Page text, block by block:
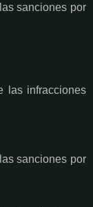
sanciones por
las infracciones
sanciones por